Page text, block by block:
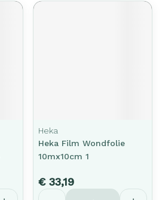
Heka
Heka Film Wondfolie
10mx10cm 1
€ 33,19
Aantal